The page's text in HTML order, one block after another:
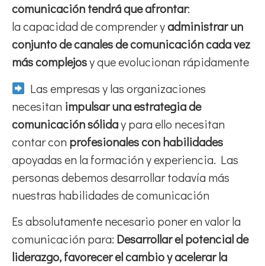
comunicación tendrá que afrontar:
la capacidad de comprender yadministrar un
conjunto de canales de comunicación cada vez
más complejosy que evolucionan rápidamente
Las empresas y las organizaciones
necesitan impulsar una estrategia de
comunicación sóliday para ello necesitan
contar con profesionales con habilidades
apoyadas en la formación y experiencia. Las
personas debemos desarrollar todavía más
nuestras habilidades de comunicación
Es absolutamente necesario poner en valor la
comunicación para: Desarrollar el potencial de
liderazgo, favorecer el cambio y acelerar la